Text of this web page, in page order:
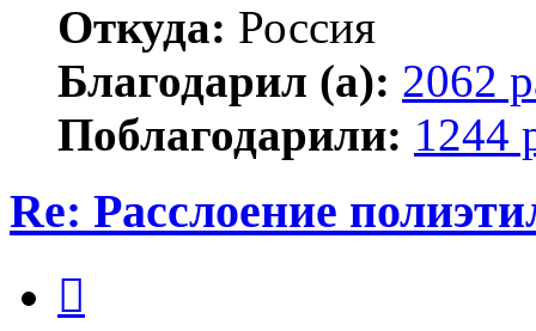
Откуда: Россия
Благодарил (а): 2062
Поблагодарили: 1244
Re: Расслоение